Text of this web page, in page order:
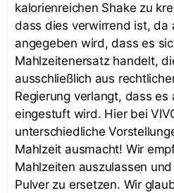
kalorienreichen Shake zu
dass dies verwirrend ist, da
angegeben wird, dass es
Mahlzeitenersatz handelt,
ausschließlich aus
Regierung verlangt, dass
eingestuft wird. Hier bei
unterschiedliche
Mahlzeit ausmacht! Wir
Mahlzeiten auszulassen
Pulver zu ersetzen. Wir